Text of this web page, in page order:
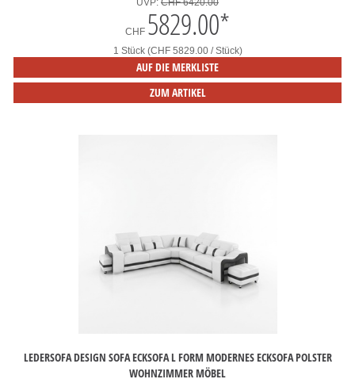
UVP: CHF 6420.00
CHF 5829.00*
1 Stück (CHF 5829.00 / Stück)
AUF DIE MERKLISTE
ZUM ARTIKEL
LEDERSOFA DESIGN SOFA ECKSOFA L FORM MODERNES ECKSOFA POLSTER
WOHNZIMMER MÖBEL